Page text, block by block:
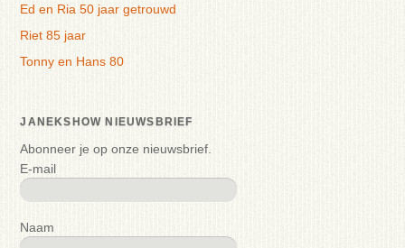
Ed en Ria 50 jaar getrouwd
Riet 85 jaar
Tonny en Hans 80
JANEKSHOW NIEUWSBRIEF
Abonneer je op onze nieuwsbrief.
E-mail
Naam